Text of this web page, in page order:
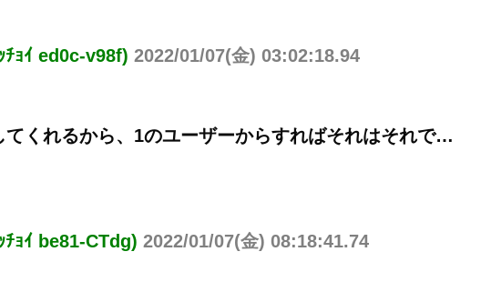
ﾁｮｲ ed0c-v98f) 2022/01/07(金) 03:02:18.94
てくれるから、1のユーザーからすればそれはそれで…
ｮｲ be81-CTdg) 2022/01/07(金) 08:18:41.74